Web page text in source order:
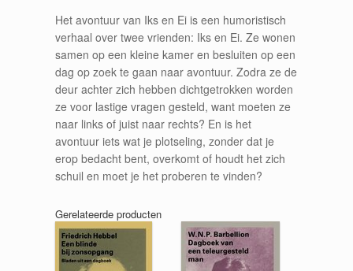
Het avontuur van Iks en Ei is een humoristisch
verhaal over twee vrienden: Iks en Ei. Ze wonen
samen op een kleine kamer en besluiten op een
dag op zoek te gaan naar avontuur. Zodra ze de
deur achter zich hebben dichtgetrokken worden
ze voor lastige vragen gesteld, want moeten ze
naar links of juist naar rechts? En is het
avontuur iets wat je plotseling, zonder dat je
erop bedacht bent, overkomt of houdt het zich
schuil en moet je het proberen te vinden?
Gerelateerde producten